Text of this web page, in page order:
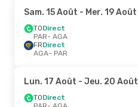
Sam. 15 Août - Mer. 19 Août
TODirect
PAR- AGA
FRDirect
AGA- PAR
Lun. 17 Août - Jeu. 20 Août
TODirect